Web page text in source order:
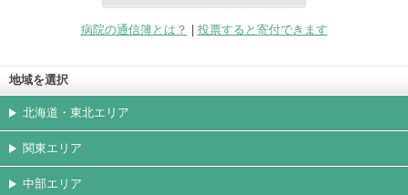
病院の通信簿とは？ | 投票すると寄付できます
地域を選択
北海道・東北エリア
関東エリア
中部エリア